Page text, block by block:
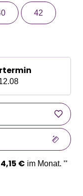
42
4,15 € im Monat. **